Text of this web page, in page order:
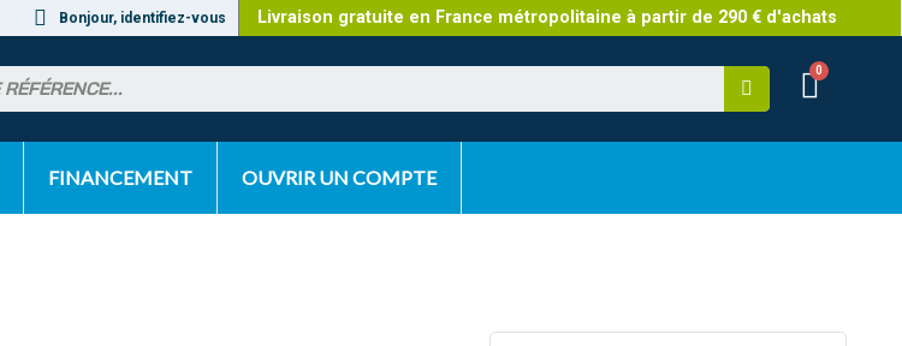
Bonjour, identifiez-vous Livraison gratuite en France métropolitaine à partir de 290 € d'achats
FINANCEMENT OUVRIR UN COMPTE